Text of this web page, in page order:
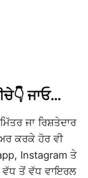
ਜਾਓ…
ਜਾ ਰਿਸ਼ਤੇਦਾਰ
ਕਰਕੇ ਹੋਰ ਵੀ
Instagram ਤੇ
ਤੋਂ ਵੱਧ ਵਾਇਰਲ